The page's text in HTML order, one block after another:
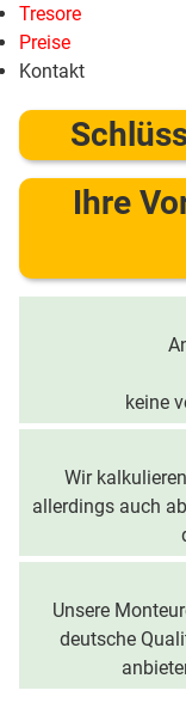
Tresore
Preise
Kontakt
Ihre
keine
Wir
allerdings auch
Unsere
deutsche